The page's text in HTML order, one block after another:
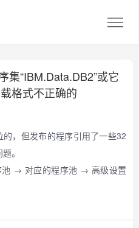
集“IBM.Data.DB2”或它
格式不正确的
，但发布的程序引用了一些32
。
→ 对应的程序池 → 高级设置